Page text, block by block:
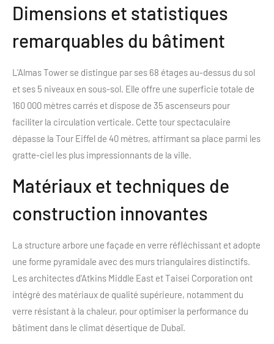
Dimensions et statistiques
remarquables du bâtiment
L'Almas Tower se distingue par ses 68 étages au-dessus du sol
et ses 5 niveaux en sous-sol. Elle offre une superficie totale de
160 000 mètres carrés et dispose de 35 ascenseurs pour
faciliter la circulation verticale. Cette tour spectaculaire
dépasse la Tour Eiffel de 40 mètres, affirmant sa place parmi les
gratte-ciel les plus impressionnants de la ville.
Matériaux et techniques de
construction innovantes
La structure arbore une façade en verre réfléchissant et adopte
une forme pyramidale avec des murs triangulaires distinctifs.
Les architectes d'Atkins Middle East et Taisei Corporation ont
intégré des matériaux de qualité supérieure, notamment du
verre résistant à la chaleur, pour optimiser la performance du
bâtiment dans le climat désertique de Dubaï.